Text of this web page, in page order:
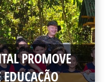
PROMOVE